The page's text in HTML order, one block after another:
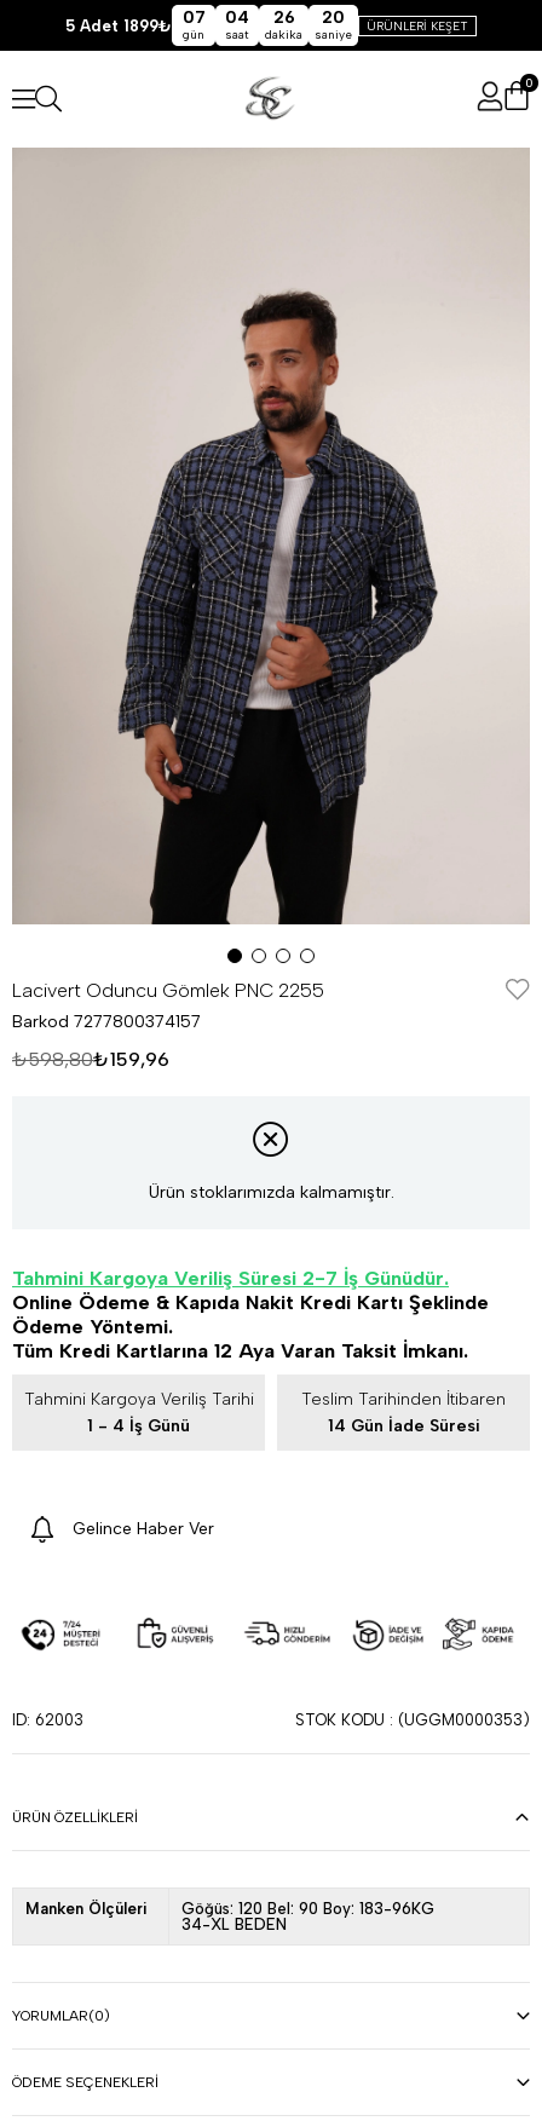
5 Adet 1899₺ 07
gün
04
saat
26
dakika
19
saniye
ÜRÜNLERİ KEŞET
0
Lacivert Oduncu Gömlek PNC 2255
Barkod 7277800374157
₺598,80₺159,96
Ürün stoklarımızda kalmamıştır.
Tahmini Kargoya Veriliş Süresi 2-7 İş Günüdür.
Online Ödeme & Kapıda Nakit Kredi Kartı Şeklinde
Ödeme Yöntemi.
Tüm Kredi Kartlarına 12 Aya Varan Taksit İmkanı.
Tahmini Kargoya Veriliş Tarihi
1 - 4 İş Günü
Teslim Tarihinden İtibaren
14 Gün İade Süresi
Gelince Haber Ver
ID: 62003 STOK KODU (UGGM0000353)
ÜRÜN ÖZELLIKLERI
Manken Ölçüleri
Göğüs: 120 Bel: 90 Boy: 183-96KG
34-XL BEDEN
YORUMLAR(0)
ÖDEME SEÇENEKLERI